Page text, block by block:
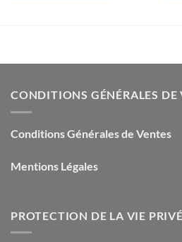
CONDITIONS GÉNÉRALES DE
Conditions Générales de Ventes
Mentions Légales
PROTECTION DE LA VIE